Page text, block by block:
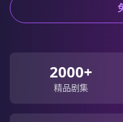
2000+
精品剧集